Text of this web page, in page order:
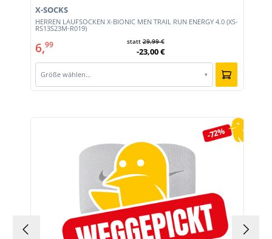
HERREN LAUFSOCKEN X-BIONIC MEN TRAIL RUN ENERGY 4.0 (XS-
RS13S23M-R019)
X-SOCKS
6,99 statt29,99 €
-23,00 €
Größe wählen… ▾
-72%